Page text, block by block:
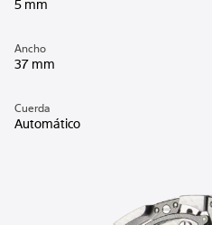
5 mm
Ancho
37 mm
Cuerda
Automático